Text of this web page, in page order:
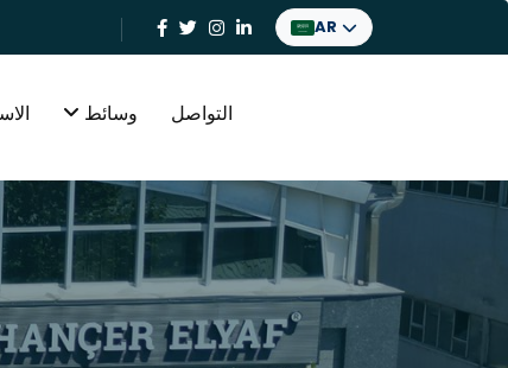
AR
وسائط التواصل